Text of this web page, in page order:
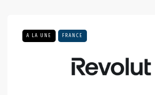
A LA UNE FRANCE